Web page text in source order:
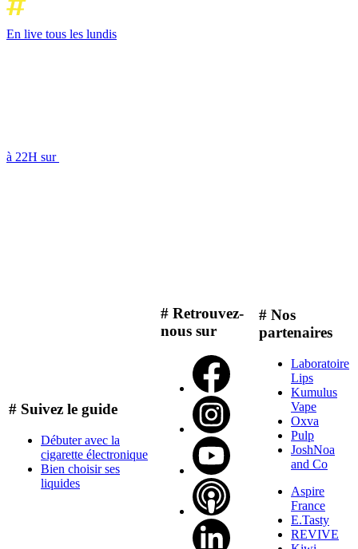
En live tous les lundis
à 22H sur
# Suivez le guide
Débuter avec la
cigarette électronique
Bien choisir ses
liquides
# Retrouvez-
nous sur
# Nos
partenaires
Laboratoire
Lips
Kumulus
Vape
Oxva
Pulp
JoshNoa
and Co
Aspire
France
E.Tasty
REVIVE